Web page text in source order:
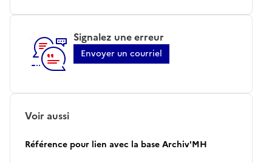
Signalez une erreur
Envoyer un courriel
Voir aussi
Référence pour lien avec la base Archiv'MH